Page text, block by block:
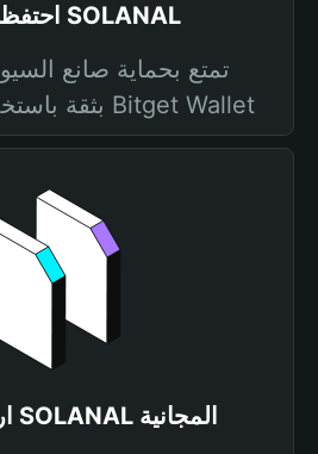
احتفظ بعملات SOLANAL
تمتع بحماية صانع
SOLANAL بثقة باستخدام Bitget Wallet
اربح توزيعات SOLANAL المجانية